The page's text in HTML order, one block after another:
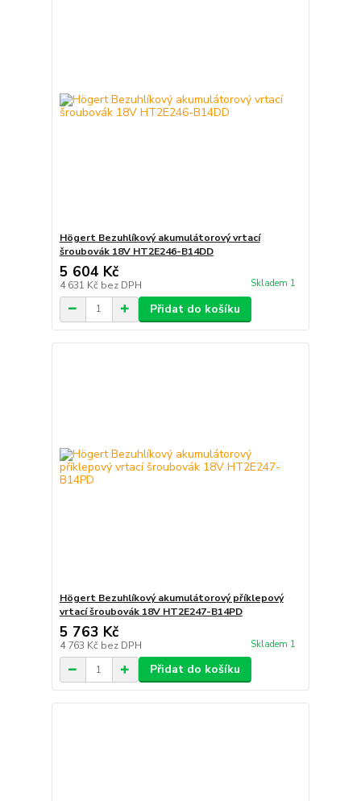
Högert Bezuhlíkový akumulátorový vrtací
šroubovák 18V HT2E246-B14DD
5 604 Kč
4 631 Kč bez DPH Skladem 1
Přidat do košíku
Högert Bezuhlíkový akumulátorový příklepový
vrtací šroubovák 18V HT2E247-B14PD
5 763 Kč
4 763 Kč bez DPH Skladem 1
Přidat do košíku